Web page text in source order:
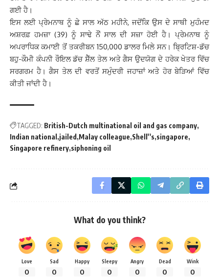
ਗਈ ਹੈ।
ਇਸ ਲਈ ਪ੍ਰੇਮਨਾਥ ਨੂੰ ਛੇ ਸਾਲ ਅੱਠ ਮਹੀਨੇ, ਜਦੋਂਕਿ ਉਸ ਦੇ ਸਾਥੀ ਮੁਹੰਮਦ
ਅਸ਼ਰਫ਼ ਹਮਜ਼ਾ (39) ਨੂੰ ਸਾਢੇ ਨੌਂ ਸਾਲ ਦੀ ਸਜ਼ਾ ਹੋਈ ਹੈ। ਪ੍ਰੇਮਨਾਥ ਨੂੰ
ਅਪਰਾਧਿਕ ਕਮਾਈ ਤੋਂ ਤਕਰੀਬਨ 150,000 ਡਾਲਰ ਮਿਲੇ ਸਨ। ਬ੍ਰਿਟਿਸ਼-ਡੱਚ
ਬਹੁ-ਕੌਮੀ ਕੰਪਨੀ ਰੌਇਲ ਡੱਚ ਸ਼ੈੱਲ ਤੇਲ ਅਤੇ ਗੈਸ ਉਦਯੋਗ ਦੇ ਹਰੇਕ ਖੇਤਰ ਵਿੱਚ
ਸਰਗਰਮ ਹੈ। ਗੈਸ ਤੇਲ ਦੀ ਵਰਤੋਂ ਸਮੁੰਦਰੀ ਜਹਾਜ਼ਾਂ ਅਤੇ ਹੋਰ ਬੇੜਿਆਂ ਵਿੱਚ
ਕੀਤੀ ਜਾਂਦੀ ਹੈ।
TAGGED: British-Dutch multinational oil and gas company
Indian national jailed Malay colleague Shell''s singapore
Singapore refinery siphoning oil
What do you think?
Love
0
Sad
0
Happy
0
Sleepy
0
Angry
0
Dead
0
Wink
0